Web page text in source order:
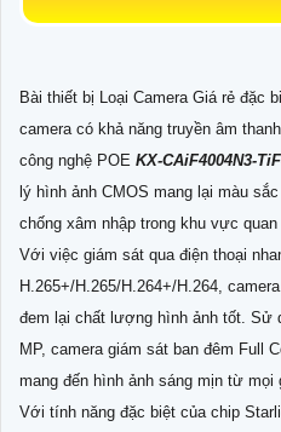
Bài thiết bị Loại Camera Giá rẻ đặc
camera có khả năng truyền âm
công nghệ POE KX-CAiF4004N3-
lý hình ảnh CMOS mang lại màu
chống xâm nhập trong khu vực
Với việc giám sát qua điện thoại
H.265+/H.265/H.264+/H.264,
đem lại chất lượng hình ảnh tốt. Sử
MP, camera giám sát ban đêm Full
mang đến hình ảnh sáng mịn từ mọi
Với tính năng đặc biệt của chip